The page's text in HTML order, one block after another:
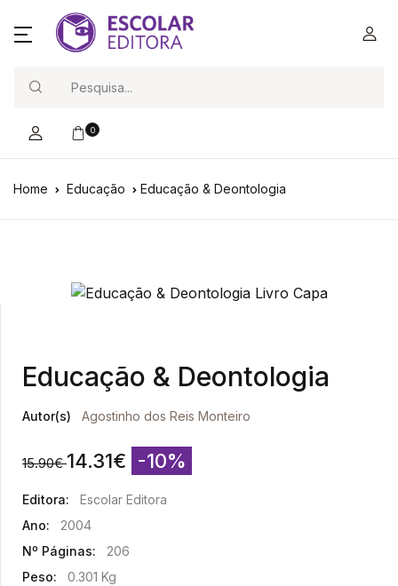
0
Home Educação Educação & Deontologia
Educação & Deontologia
Autor(s) Agostinho dos Reis Monteiro
15.90€ 14.31€ -10%
Editora:
Escolar Editora
Ano:
2004
Nº Páginas:
206
Peso:
0.301 Kg